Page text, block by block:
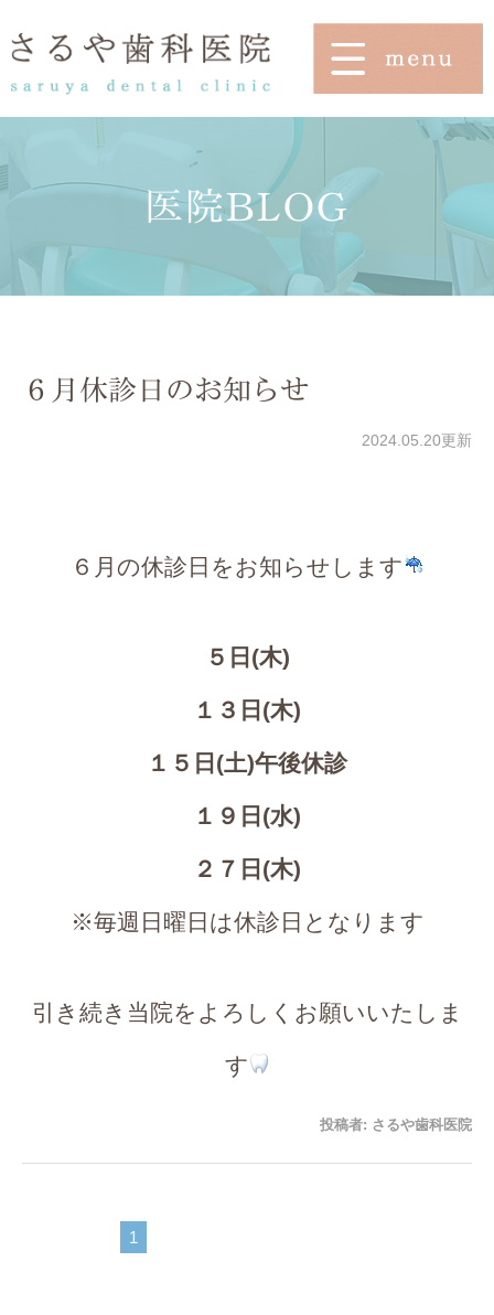
医院BLOG
６月休診日のお知らせ
2024.05.20更新
６月の休診日をお知らせします
５日(木)
１３日(木)
１５日(土)午後休診
１９日(水)
２７日(木)
※毎週日曜日は休診日となります
引き続き当院をよろしくお願いいたしま
す
投稿者: さるや歯科医院
1